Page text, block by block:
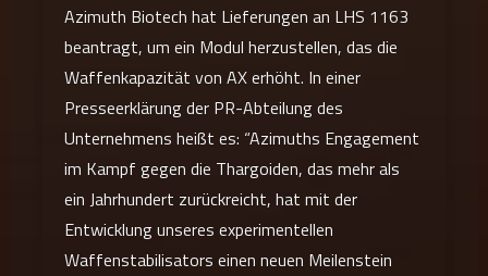
Azimuth Biotech hat Lieferungen an LHS 1163
beantragt, um ein Modul herzustellen, das die
Waffenkapazität von AX erhöht. In einer
Presseerklärung der PR-Abteilung des
Unternehmens heißt es: “Azimuths Engagement
im Kampf gegen die Thargoiden, das mehr als
ein Jahrhundert zurückreicht, hat mit der
Entwicklung unseres experimentellen
Waffenstabilisators einen neuen Meilenstein